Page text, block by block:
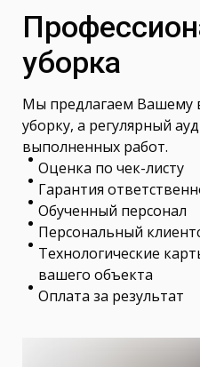
уборка
Мы предлагаем Вашему
уборку, а регулярный
выполненных работ.
Оценка по чек-листу
Гарантия
Обученный персонал
Персональный
Технологические
вашего объекта
Оплата за результат